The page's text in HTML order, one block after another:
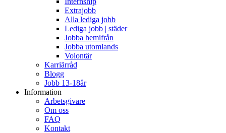
Extrajobb
Alla lediga jobb
Lediga jobb | städer
Jobba hemifrån
Jobba utomlands
Volontär
Karriärråd
Blogg
Jobb 13-18år
Information
Arbetsgivare
Om oss
FAQ
Kontakt